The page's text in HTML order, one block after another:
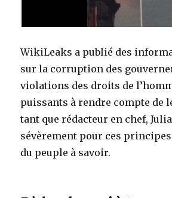
WikiLeaks a publié des
sur la corruption des
violations des droits de
puissants à rendre compte de
tant que rédacteur en chef,
sévèrement pour ces
du peuple à savoir.